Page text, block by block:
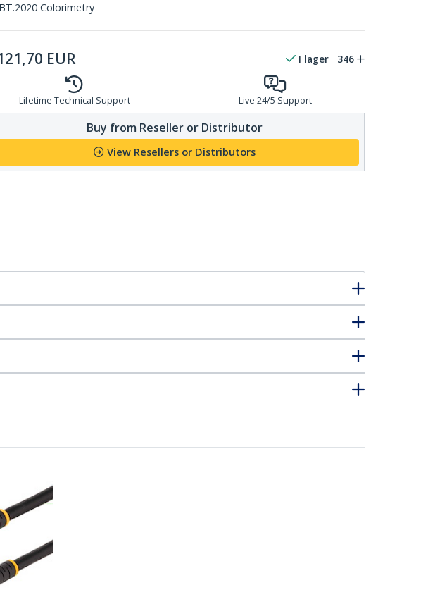
BT.2020 Colorimetry
EUR I lager 346
Lifetime Technical Support Live 24/5 Support
Buy from Reseller or Distributor
View Resellers or Distributors